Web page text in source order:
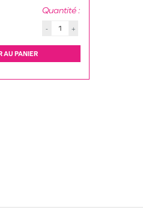
Quantité :
- +
AU PANIER